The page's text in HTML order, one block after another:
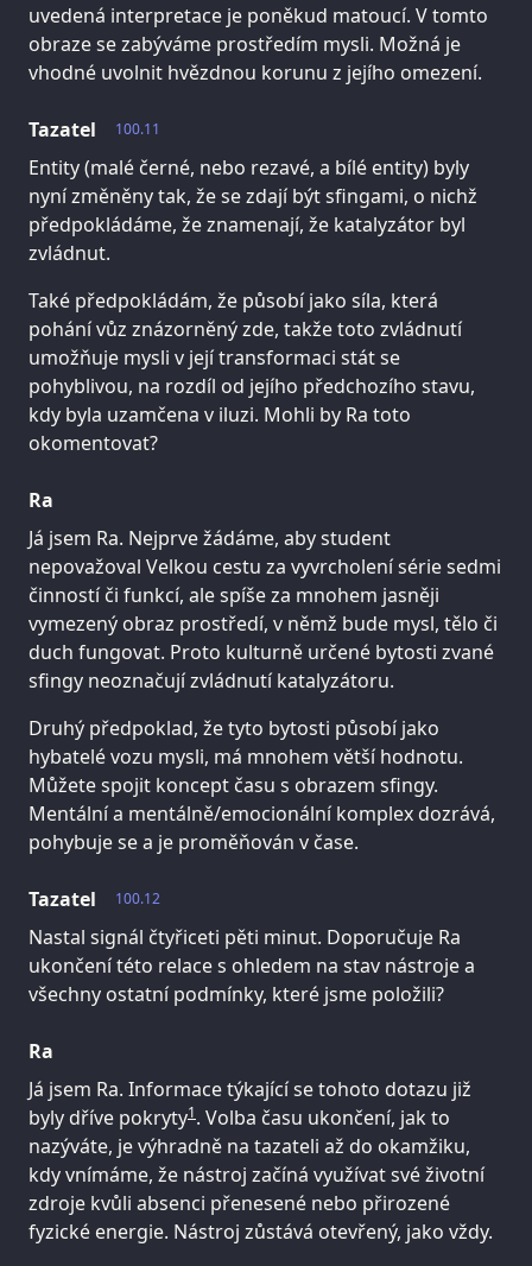
uvedená interpretace je poněkud matoucí. V tomto
obraze se zabýváme prostředím mysli. Možná je
vhodné uvolnit hvězdnou korunu z jejího omezení.
100.11
Tazatel
Entity (malé černé, nebo rezavé, a bílé entity) byly
nyní změněny tak, že se zdají být sfingami, o nichž
předpokládáme, že znamenají, že katalyzátor byl
zvládnut.
Také předpokládám, že působí jako síla, která
pohání vůz znázorněný zde, takže toto zvládnutí
umožňuje mysli v její transformaci stát se
pohyblivou, na rozdíl od jejího předchozího stavu,
kdy byla uzamčena v iluzi. Mohli by Ra toto
okomentovat?
Ra
Já jsem Ra. Nejprve žádáme, aby student
nepovažoval Velkou cestu za vyvrcholení série sedmi
činností či funkcí, ale spíše za mnohem jasněji
vymezený obraz prostředí, v němž bude mysl, tělo či
duch fungovat. Proto kulturně určené bytosti zvané
sfingy neoznačují zvládnutí katalyzátoru.
Druhý předpoklad, že tyto bytosti působí jako
hybatelé vozu mysli, má mnohem větší hodnotu.
Můžete spojit koncept času s obrazem sfingy.
Mentální a mentálně/emocionální komplex dozrává,
pohybuje se a je proměňován v čase.
100.12
Tazatel
Nastal signál čtyřiceti pěti minut. Doporučuje Ra
ukončení této relace s ohledem na stav nástroje a
všechny ostatní podmínky, které jsme položili?
Ra
Já jsem Ra. Informace týkající se tohoto dotazu již
byly dříve pokryty1. Volba času ukončení, jak to
nazýváte, je výhradně na tazateli až do okamžiku,
kdy vnímáme, že nástroj začíná využívat své životní
zdroje kvůli absenci přenesené nebo přirozené
fyzické energie. Nástroj zůstává otevřený, jako vždy.